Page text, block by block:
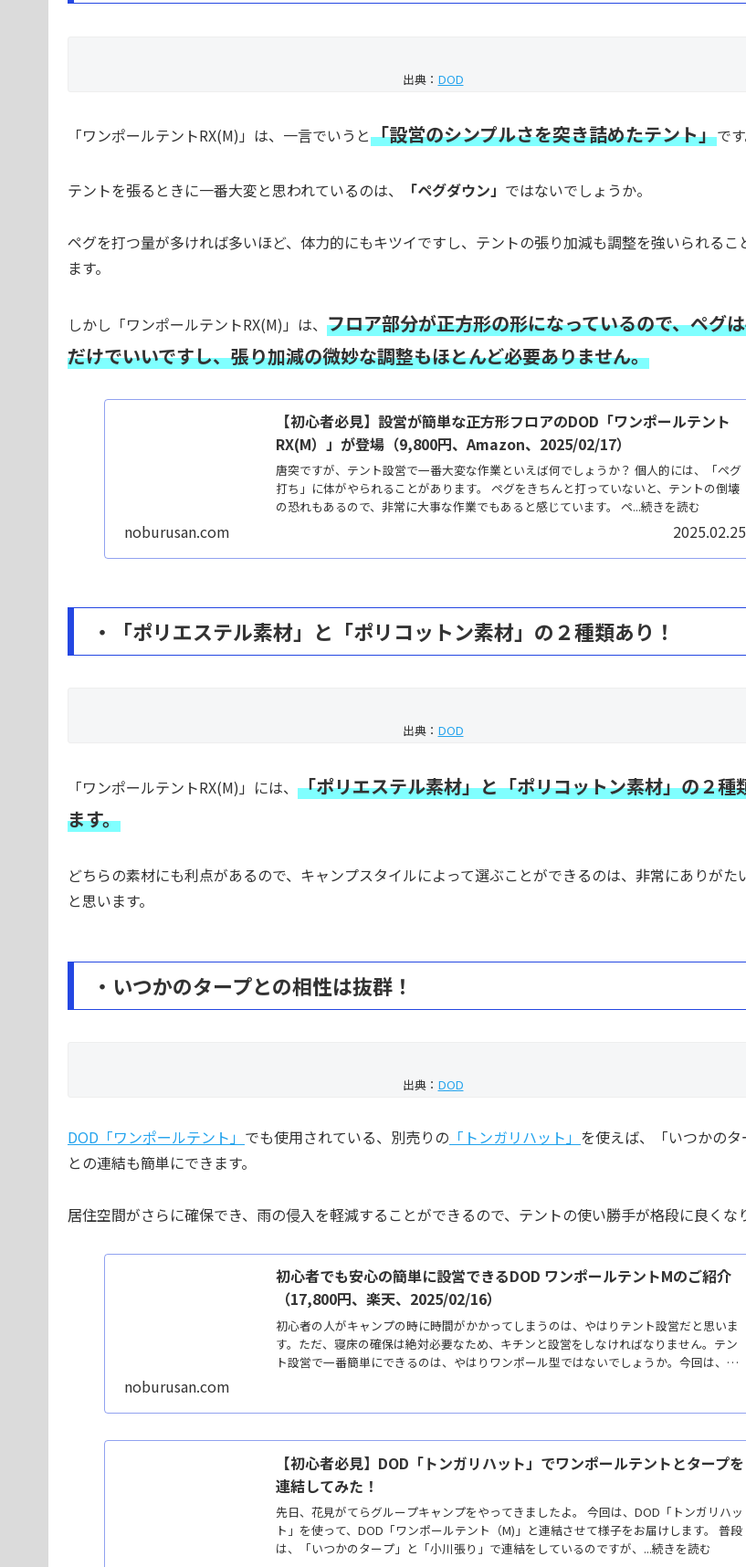
出典： DOD
「ワンポールテントRX(M)」は、一言でいうと「設営のシンプルさを突き詰めたテント」です
テントを張るときに一番大変と思われているのは、 「ペグダウン」 ではないでしょうか。
ペグを打つ量が多ければ多いほど、体力的にもキツイですし、テントの張り加減も調整を強いられるこ
ます。
しかし「ワンポールテントRX(M)」は、 フロア部分が正方形の形になっているので、ペグ
だけでいいですし、張り加減の微妙な調整もほとんど必要ありません。
【初心者必見】設営が簡単な正方形フロアのDOD「ワンポールテント
RX(M）」が登場（9,800円、Amazon、2025/02/17）
唐突ですが、テント設営で一番大変な作業といえば何でしょうか？ 個人的には、「ペグ
打ち」に体がやられることがあります。 ペグをきちんと打っていないと、テントの倒壊
の恐れもあるので、非常に大事な作業でもあると感じています。 ペ...続きを読む
noburusan.com 2025.02.25
・「ポリエステル素材」と「ポリコットン素材」の２種類あり！
出典： DOD
「ワンポールテントRX(M)」には、 「ポリエステル素材」と「ポリコットン素材」の２種
ます。
どちらの素材にも利点があるので、キャンプスタイルによって選ぶことができるのは、非常にありがた
と思います。
・いつかのタープとの相性は抜群！
出典： DOD
DOD「ワンポールテント」 でも使用されている、別売りの 「トンガリハット」 を使えば、「いつかのタ
との連結も簡単にできます。
居住空間がさらに確保でき、雨の侵入を軽減することができるので、テントの使い勝手が格段に良くな
初心者でも安心の簡単に設営できるDOD ワンポールテントMのご紹介
（17,800円、楽天、2025/02/16）
初心者の人がキャンプの時に時間がかかってしまうのは、やはりテント設営だと思いま
す。ただ、寝床の確保は絶対必要なため、キチンと設営をしなければなりません。テン
ト設営で一番簡単にできるのは、やはりワンポール型ではないでしょうか。今回は、初
noburusan.com
【初心者必見】DOD「トンガリハット」でワンポールテントとタープを
連結してみた！
先日、花見がてらグループキャンプをやってきましたよ。 今回は、DOD「トンガリハッ
ト」を使って、DOD「ワンポールテント（M)」と連結させて様子をお届けします。 普段
は、「いつかのタープ」と「小川張り」で連結をしているのですが、...続きを読む